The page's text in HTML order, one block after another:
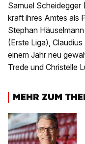
Samuel Scheidegger
kraft ihres Amtes als
Stephan
(Erste Liga),
einem Jahr neu
Trede und Christelle
MEHR ZUM